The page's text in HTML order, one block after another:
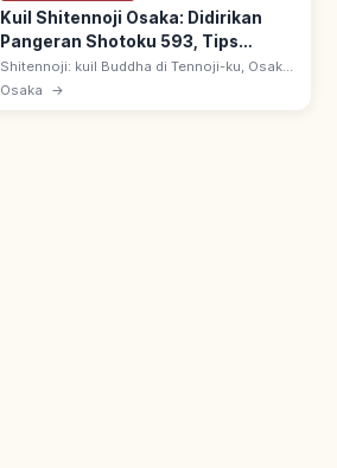
Kuil Shitennoji Osaka: Didirikan
Pangeran Shotoku 593, Tips
Berkunjung
Shitennoji: kuil Buddha di Tennoji-ku, Osaka,
didirikan Pangeran Shotoku tahun 593
Osaka →